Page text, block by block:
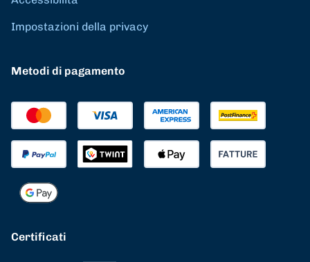
Impostazioni della privacy
Metodi di pagamento
Certificati